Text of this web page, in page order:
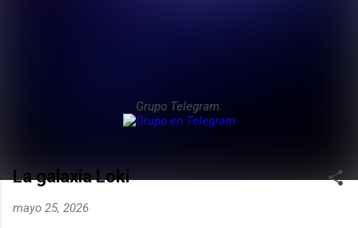
Grupo Telegram:
La galaxia Loki
mayo 25, 2026